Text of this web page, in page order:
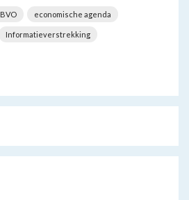
BVO economische agenda
Informatieverstrekking